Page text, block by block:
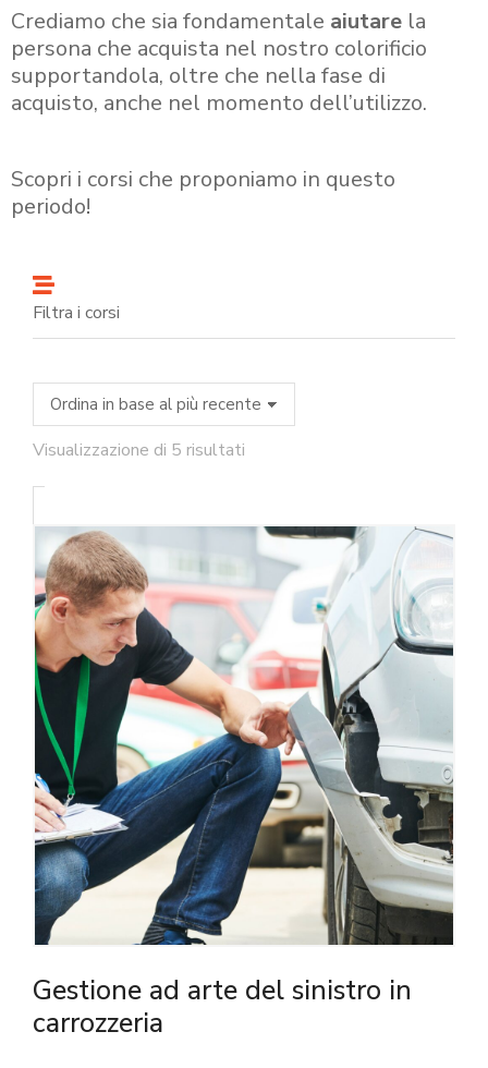
Crediamo che sia fondamentale aiutare la
persona che acquista nel nostro colorificio
supportandola, oltre che nella fase di
acquisto, anche nel momento dell’utilizzo.
Scopri i corsi che proponiamo in questo
periodo!
Filtra i corsi
Visualizzazione di 5 risultati
Gestione ad arte del sinistro in
carrozzeria